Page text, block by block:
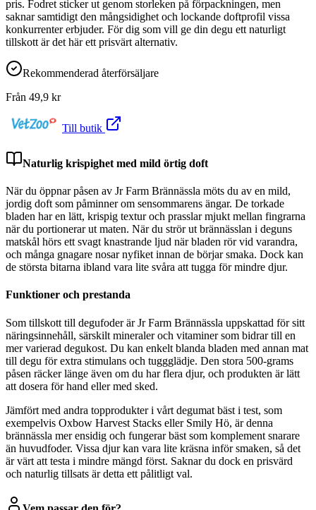
pris. Fodret sticker ut genom storleken på förpackningen, men
saknar samtidigt den mångsidighet och lockande doftprofil vissa
konkurrenter erbjuder. För dig som vill ge din degu ett naturligt
tillskott är det här ett prisvärt alternativ.
Rekommenderad återförsäljare
Från 49,9 kr
Till butik
Naturlig krispighet med mild örtig doft
När du öppnar påsen av Jr Farm Brännässla möts du av en mild,
jordig doft som påminner om sensommarens ängar. De torkade
bladen har en lätt, krispig textur och prasslar mjukt mellan fingrarna
när du portionerar ut maten. När du strör ut brännässlan i deguns
matskål hörs ett svagt knastrande ljud när bladen rör vid varandra,
och många gnagare nosar nyfiket innan de börjar smaka. Dock kan
de största bitarna ibland vara lite svåra att tugga för mindre djur.
Funktioner och prestanda
Som tillskott till degufoder är Jr Farm Brännässla uppskattad för sitt
näringsinnehåll, särskilt mineraler och vitaminer som bidrar till en
mer varierad degukost. Du kan enkelt blanda bladen med annan mat
till degu för extra stimulans och tuggglädje. Den stora 500-grams
påsen räcker länge även om du har flera djur, och produkten är lätt
att dosera för hand eller med sked.
Jämfört med andra topprodukter i vårt degumat bäst i test, som
exempelvis Oxbow Harvest Stacks eller Smily Hö, är denna
brännässla mer ensidig och fungerar bäst som komplement snarare
än huvudfoder. Vissa djur kan vara lite kräsna inför smaken, så det
är värt att testa i mindre mängd först. Saknar du dock en prisvärd
och naturlig tillsats är detta ett pålitligt val.